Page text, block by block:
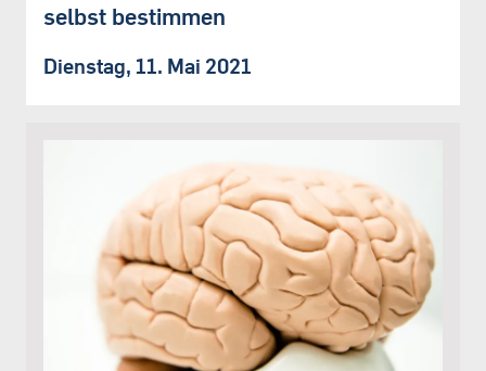
selbst bestimmen
Dienstag, 11. Mai 2021